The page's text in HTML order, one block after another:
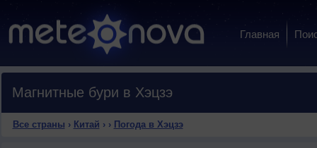
Главная
Магнитные бури в Хэцзэ
Все страны › Китай › › Погода в Хэцзэ